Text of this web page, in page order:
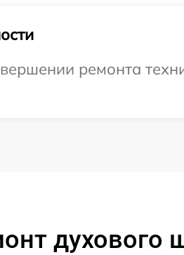
ремонта
духового